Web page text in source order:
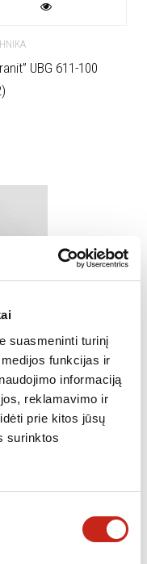
suasmeninti turinį
funkcijas ir
informaciją
reklamavimo ir
prie kitos jūsų
surinktos
UBG 611-100